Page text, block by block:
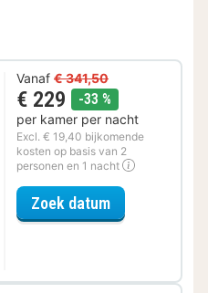
Vanaf € 341,50
€ 229 -33 %
per kamer per nacht
Excl. € 19,40 bijkomende
kosten op basis van 2
personen en 1 nacht
Zoek datumvoor Diner